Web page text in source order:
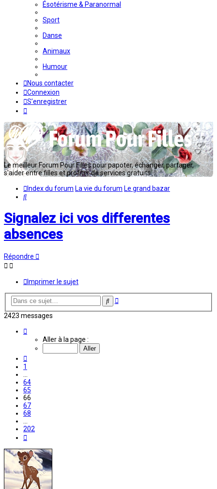
Ésotérisme & Paranormal
Sport
Danse
Animaux
Humour
Nous contacter
Connexion
S’enregistrer
Le meilleur Forum Pour Filles pour papoter, échanger, partager,
s'aider entre filles et profiter de services gratuits...
Index du forum La vie du forum Le grand bazar
Rechercher
Signalez ici vos differentes
absences
Répondre
Imprimer le sujet
Rechercher
Recherche
2423 messages
Aller à la page :
1
64
65
66
67
68
202